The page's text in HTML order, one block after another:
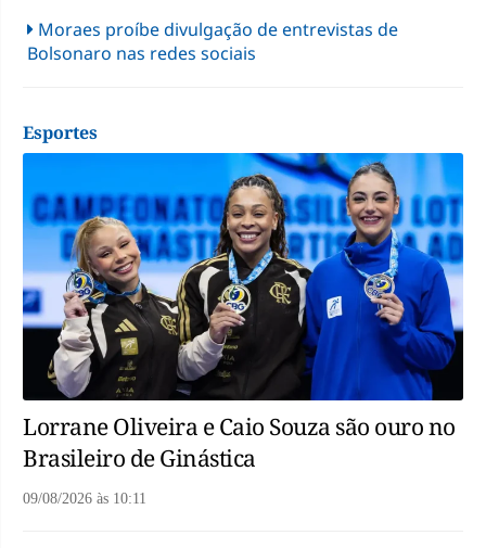
Moraes proíbe divulgação de entrevistas de
Bolsonaro nas redes sociais
Esportes
Lorrane Oliveira e Caio Souza são ouro no
Brasileiro de Ginástica
09/08/2026 às 10:11